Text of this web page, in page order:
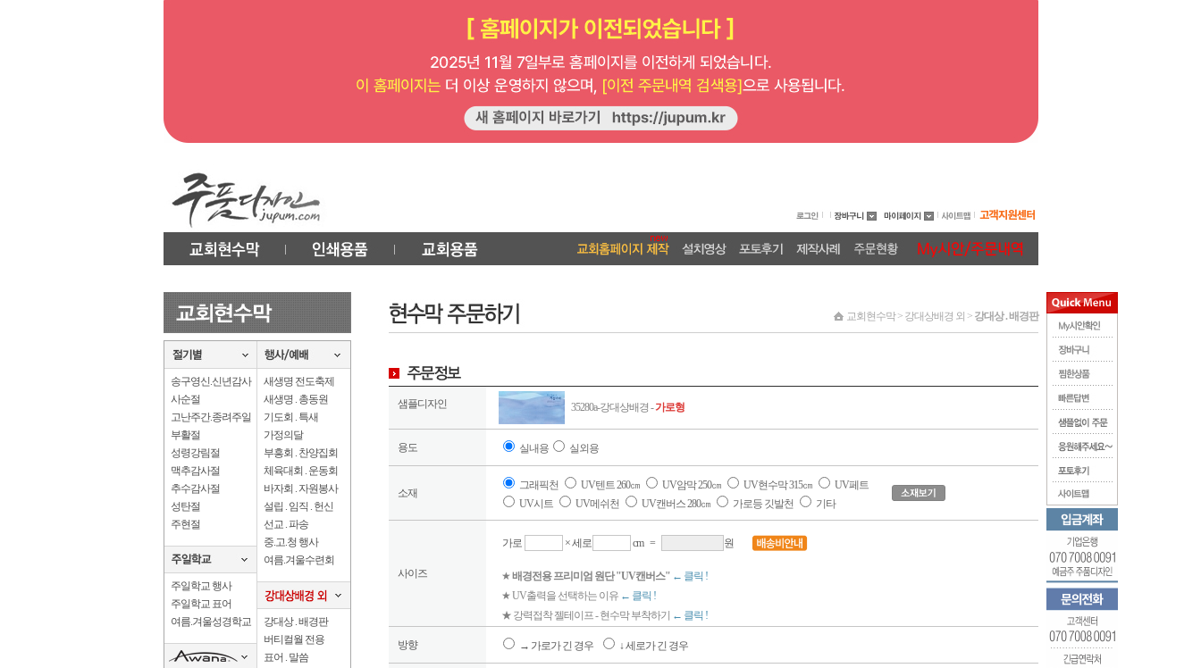
송구영신.신년감사
사순절
고난주간.종려주일
부활절
성령강림절
맥추감사절
추수감사절
성탄절
주현절
주일학교 행사
주일학교 표어
여름.겨울성경학교
새생명 전도축제
새생명 . 총동원
기도회 . 특새
가정의달
부흥회 . 찬양집회
체육대회 . 운동회
바자회 . 자원봉사
설립 . 임직 . 헌신
선교 . 파송
중.고.청 행사
여름.겨울수련회
강대상 . 배경판
버티컬월 전용
표어 . 말씀
교회현수막 > 강대상배경 외 > 강대상 . 배경판
샘플디자인 35280a-강대상배경 -가로형
용도 실내용 실외용
소재
그래픽천 UV텐트 260㎝ UV암막 250㎝ UV현수막 315㎝
UV페트
UV시트
UV메쉬천 UV캔버스 280㎝ 가로등 깃발천 기타
사이즈
가로 × 세로 cm = 원
★배경전용 프리미엄 원단 "UV캔버스" ← 클릭 !
★ UV출력을 선택하는 이유 ← 클릭 !
★ 강력접착 젤테이프 - 현수막 부착하기 ← 클릭 !
방향 → 가로가 긴 경우 ↓ 세로가 긴 경우